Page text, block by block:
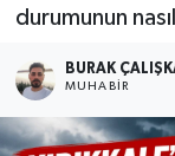
durumunun
BURAK
MUHABIR